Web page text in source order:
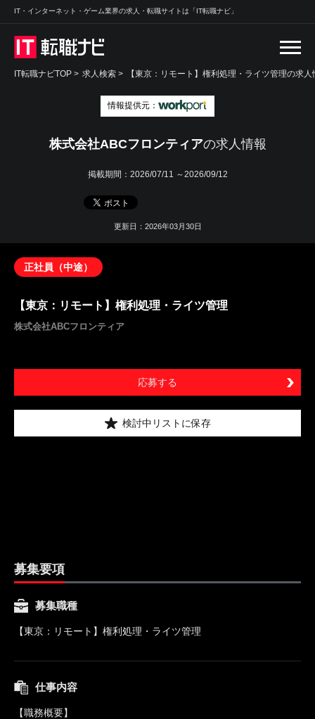
IT・インターネット・ゲーム業界の求人・転職サイトは「IT転職ナビ」
IT転職ナビTOP > 求人検索 > 【東京：リモート】権利処理・ライツ管理の求人
情報提供元：
株式会社ABCフロンティアの求人情報
掲載期間： 2026/07/11 ～2026/09/12
更新日：2026年03月30日
正社員（中途）
【東京：リモート】権利処理・ライツ管理
株式会社ABCフロンティア
応募する
検討中リストに保存
募集要項
募集職種
【東京：リモート】権利処理・ライツ管理
仕事内容
【職務概要】